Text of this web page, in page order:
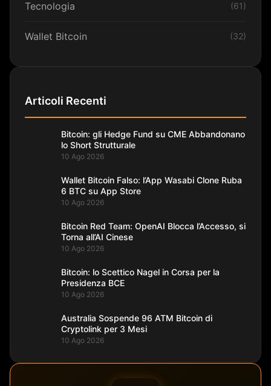
Tecnologia (61)
Wallet Bitcoin (32)
Articoli Recenti
Bitcoin: gli Hedge Fund su CME Abbandonano
lo Short Strutturale
10 Ago 2026
Wallet Bitcoin Falso: l’App Wasabi Clone Ruba
6 BTC su App Store
10 Ago 2026
Bitcoin Red Team: OpenAI Blocca l’Accesso, si
Torna all’AI Cinese
10 Ago 2026
Bitcoin: lo Scettico Nagel in Corsa per la
Presidenza BCE
10 Ago 2026
Australia Sospende 96 ATM Bitcoin di
Cryptolink per 3 Mesi
10 Ago 2026